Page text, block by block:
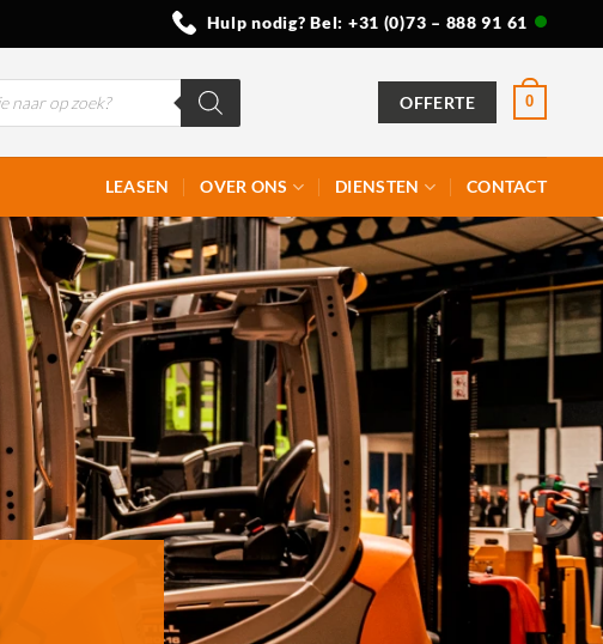
Hulp nodig? Bel: +31 (0)73 – 888 91 61
OFFERTE 0
LEASEN OVER ONS DIENSTEN CONTACT